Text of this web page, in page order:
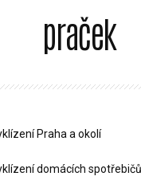
praček
Praha a okolí
domácích